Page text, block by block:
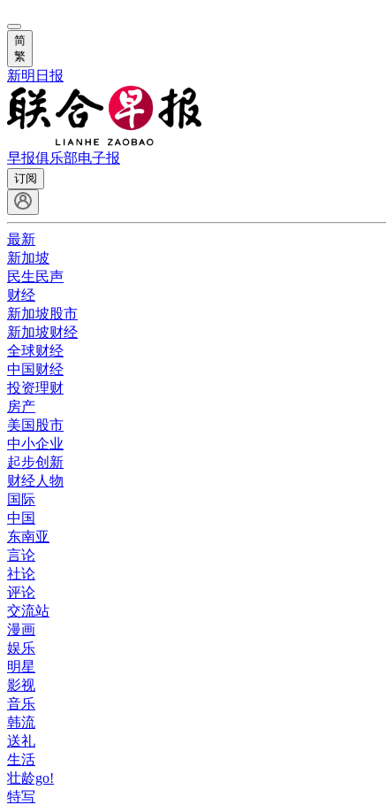
简
繁
新明日报
早报俱乐部电子报
订阅
最新
新加坡
民生民声
财经
新加坡股市
新加坡财经
全球财经
中国财经
投资理财
房产
美国股市
中小企业
起步创新
财经人物
国际
中国
东南亚
言论
社论
评论
交流站
漫画
娱乐
明星
影视
音乐
韩流
送礼
生活
壮龄go!
特写